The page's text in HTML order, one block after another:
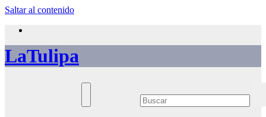
Saltar al contenido
LaTulipa